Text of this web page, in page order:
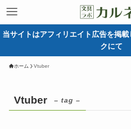
当サイトはアフィリエイト広告を掲
クにて
ホーム Vtuber
Vtuber – tag –